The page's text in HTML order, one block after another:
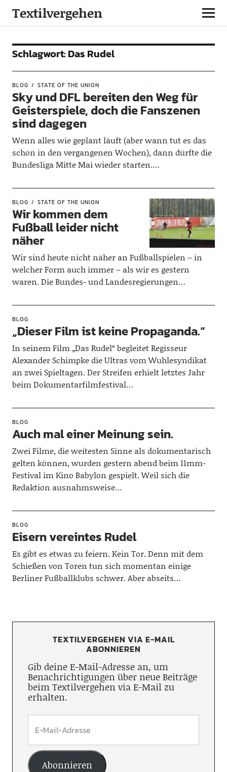
Textilvergehen
Schlagwort:Das Rudel
BLOG STATE OF THE UNION
Sky und DFL bereiten den Weg für
Geisterspiele, doch die Fanszenen
sind dagegen
Wenn alles wie geplant läuft (aber wann tut es das
schon in den vergangenen Wochen), dann dürfte die
Bundesliga Mitte Mai wieder starten.…
BLOG STATE OF THE UNION
Wir kommen dem
Fußball leider nicht
näher
Wir sind heute nicht näher an Fußballspielen – in
welcher Form auch immer – als wir es gestern
waren. Die Bundes- und Landesregierungen…
BLOG
„Dieser Film ist keine Propaganda.“
In seinem Film „Das Rudel“ begleitet Regisseur
Alexander Schimpke die Ultras vom Wuhlesyndikat
an zwei Spieltagen. Der Streifen erhielt letztes Jahr
beim Dokumentarfilmfestival…
BLOG
Auch mal einer Meinung sein.
Zwei Filme, die weitesten Sinne als dokumentarisch
gelten können, wurden gestern abend beim 11mm-
Festival im Kino Babylon gespielt. Weil sich die
Redaktion ausnahmsweise…
BLOG
Eisern vereintes Rudel
Es gibt es etwas zu feiern. Kein Tor. Denn mit dem
Schießen von Toren tun sich momentan einige
Berliner Fußballklubs schwer. Aber abseits…
TEXTILVERGEHEN VIA E-MAIL
ABONNIEREN
Gib deine E-Mail-Adresse an, um
Benachrichtigungen über neue Beiträge
beim Textilvergehen via E-Mail zu
erhalten.
Abonnieren